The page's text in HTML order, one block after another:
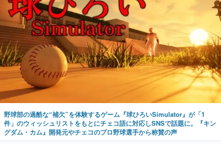
野球部の過酷な“補欠”を体験するゲーム『球ひろいSimulator』が「1
件」のウィッシュリストをもとにチェコ語に対応しSNSで話題に。『キン
グダム・カム』開発元やチェコのプロ野球選手から称賛の声